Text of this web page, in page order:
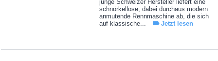
junge Schweizer Hersteller liefert eine
schnörkellose, dabei durchaus modern
anmutende Rennmaschine ab, die sich
auf klassische...
Jetzt lesen